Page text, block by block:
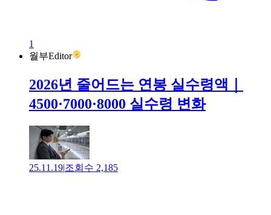
1
월부Editor
2026년 줄어드는 연봉 실수령액｜
4500·7000·8000 실수령 변화
25.11.19|조회수 2,185